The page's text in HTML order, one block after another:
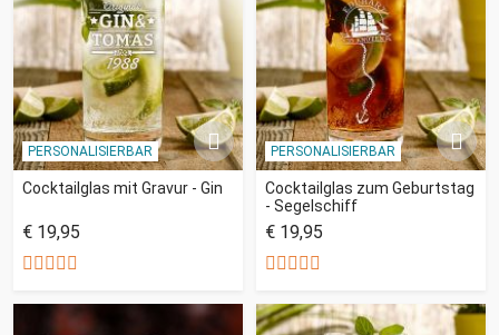
PERSONALISIERBAR
Cocktailglas mit Gravur - Gin
€ 19,95
PERSONALISIERBAR
Cocktailglas zum Geburtstag
- Segelschiff
€ 19,95